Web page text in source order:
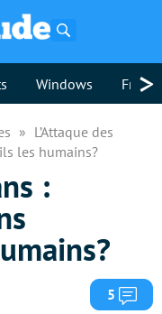
Windows >
L’Attaque des
les humains?
:
5